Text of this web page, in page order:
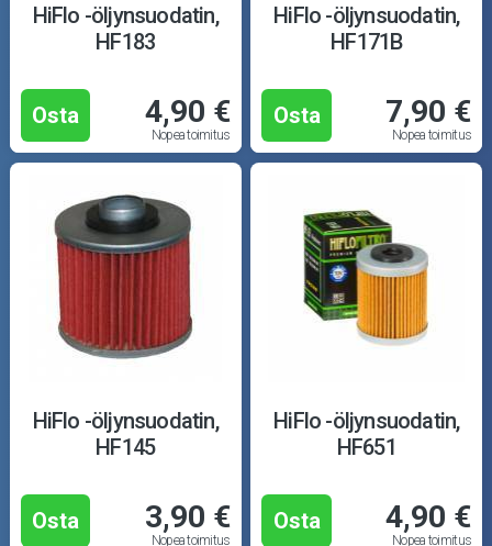
HiFlo -öljynsuodatin,
HF183
Osta 4,90 €
Nopea toimitus
HiFlo -öljynsuodatin,
HF171B
Osta 7,90 €
Nopea toimitus
HiFlo -öljynsuodatin,
HF145
Osta 3,90 €
Nopea toimitus
HiFlo -öljynsuodatin,
HF651
Osta 4,90 €
Nopea toimitus